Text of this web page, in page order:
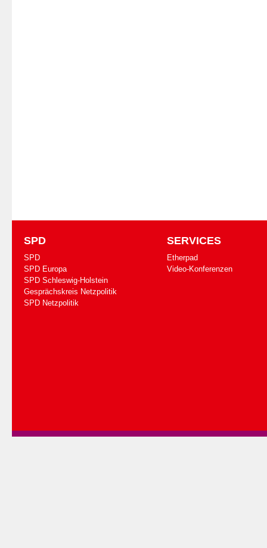
SPD
SPD
SPD Europa
SPD Schleswig-Holstein
Gesprächskreis Netzpolitik
SPD Netzpolitik
SERVICES
Etherpad
Video-Konferenzen